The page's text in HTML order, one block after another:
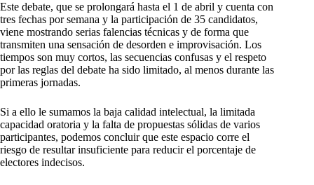
Este debate, que se prolongará hasta el 1 de abril y cuenta con
tres fechas por semana y la participación de 35 candidatos,
viene mostrando serias falencias técnicas y de forma que
transmiten una sensación de desorden e improvisación. Los
tiempos son muy cortos, las secuencias confusas y el respeto
por las reglas del debate ha sido limitado, al menos durante las
primeras jornadas.
Si a ello le sumamos la baja calidad intelectual, la limitada
capacidad oratoria y la falta de propuestas sólidas de varios
participantes, podemos concluir que este espacio corre el
riesgo de resultar insuficiente para reducir el porcentaje de
electores indecisos.